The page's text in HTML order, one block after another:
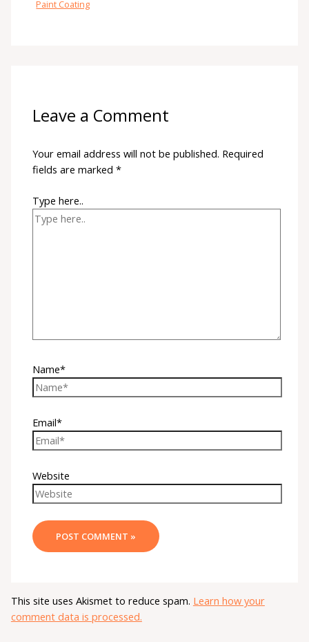
Paint Coating
Leave a Comment
Your email address will not be published. Required
fields are marked*
Type here..
Name*
Email*
Website
This site uses Akismet to reduce spam. Learn how your
comment data is processed.